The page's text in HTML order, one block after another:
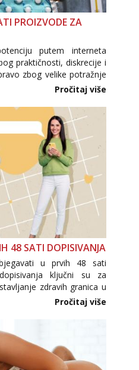
- Kod: #123
me kada se oslobodi
PROIZVODE ZA
putem interneta
praktičnosti, diskrecije i
zbog velike potražnje
krivotvoreni proizvodi,
trgovine te proizvodi
Pročitaj više
48 SATI DOPISIVANJA
u prvih 48 sati
ključni su za
zdravih granica u
prebrzo otkrivanje
jer nepoznata osoba
Takođe...
Pročitaj više